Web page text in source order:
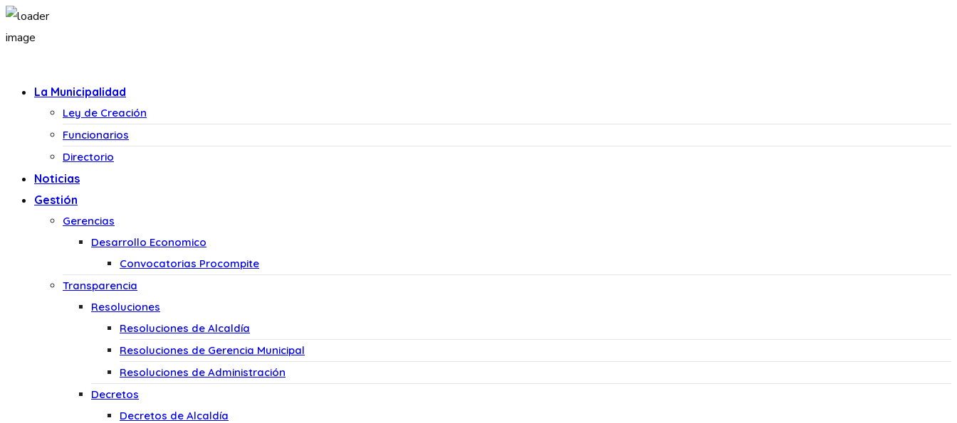
La Municipalidad
Ley de Creación
Funcionarios
Directorio
Noticias
Gestión
Gerencias
Desarrollo Economico
Convocatorias Procompite
Transparencia
Resoluciones
Resoluciones de Alcaldía
Resoluciones de Gerencia Municipal
Resoluciones de Administración
Decretos
Decretos de Alcaldía